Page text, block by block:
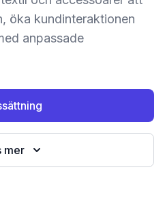
öka kundinteraktionen
anpassade
mer